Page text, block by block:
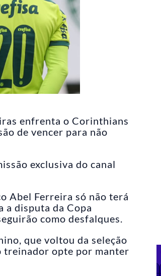
enfrenta o Corinthians
de vencer para não
exclusiva do canal
Abel Ferreira só não terá
a disputa da Copa
como desfalques.
que voltou da seleção
treinador opte por manter